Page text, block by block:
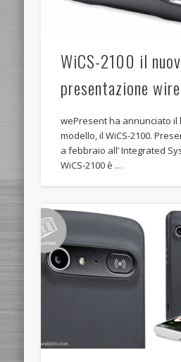
WiCS-2100 il
presentazione
wePresent ha annunciato il
modello, il WiCS-2100.
a febbraio all’ Integrated
WiCS-2100 è …